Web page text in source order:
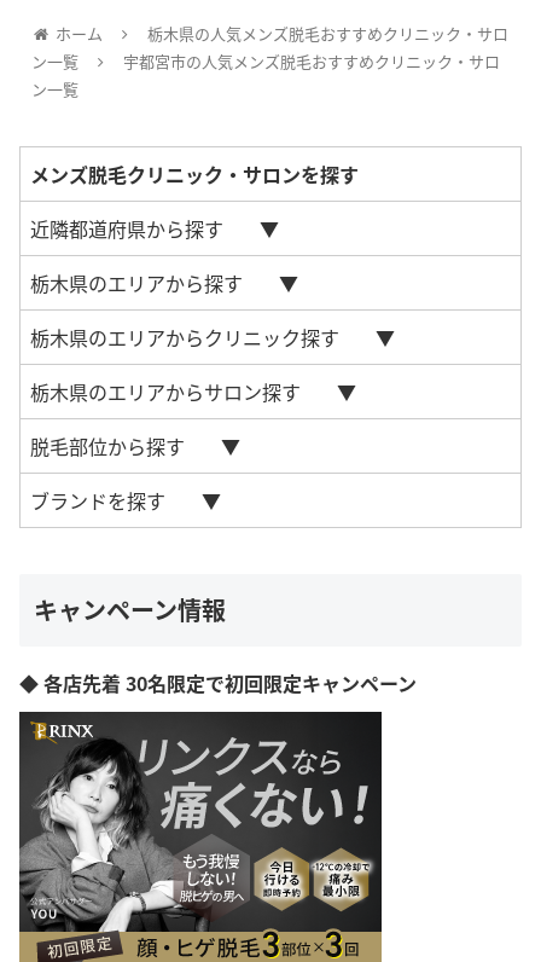
ホーム
栃木県の人気メンズ脱毛おすすめクリニック・サロ
ン一覧
宇都宮市の人気メンズ脱毛おすすめクリニック・サロ
ン一覧
メンズ脱毛クリニック・サロンを探す
近隣都道府県から探す
栃木県のエリアから探す
栃木県のエリアからクリニック探す
栃木県のエリアからサロン探す
脱毛部位から探す
ブランドを探す
キャンペーン情報
◆ 各店先着 30名限定で初回限定キャンペーン